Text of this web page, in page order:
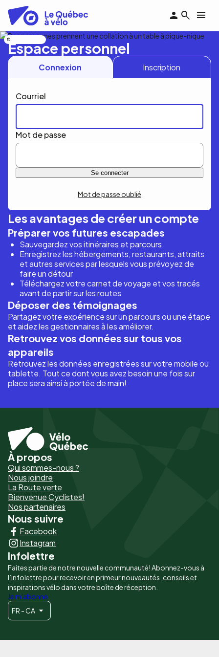
contenu
principal
Espace personnel
Connexion Inscription
Courriel
Mot de passe
Mot de passe oublié
Les avantages de créer un compte
Préparer vos futures escapades
Sauvegardez vos itinéraires et parcours
Enregistrez les hébergements, restaurants, attraits
et autres services par lesquels vous prévoyez de
faire un détour
Téléchargez votre carnet de voyage et vos tracés
avant de partir sur les routes
Déposer des témoignages
Partagez votre expérience sur un parcours ou une étape
et aidez les gestionnaires à les améliorer.
Retrouvez vos données sur tous vos
appareils
Retrouvez les données enregistrées sur votre mobile ou
tablette. Tout ce dont vous avez besoin une fois sur
place sera ainsi à portée de main!
Pied
de
page
-
Liens
principaux
À propos
Qui sommes-nous ?
Nous joindre
La Route verte
Bienvenue Cyclistes!
Nos partenaires
Nous suivre
Facebook
Instagram
Infolettre
Faites partie de notre nouvelle communauté! Abonnez-vous à
l’infolettre pour recevoir en primeur nouveautés, conseils et
inspirations vélo dans votre boîte de réception.
Je m'abonne
FR - CA